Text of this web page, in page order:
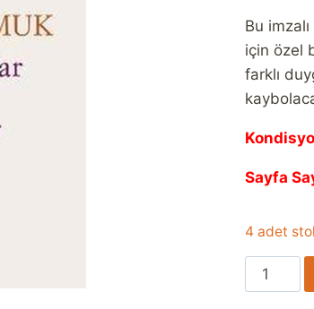
Bu
için özel
farklı
Sayfa
4 adet
Uzak
Dağlar